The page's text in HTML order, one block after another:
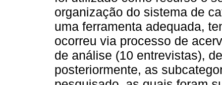
organização do sistema de
uma ferramenta adequada,
ocorreu via processo de
de análise (10 entrevistas),
posteriormente, as